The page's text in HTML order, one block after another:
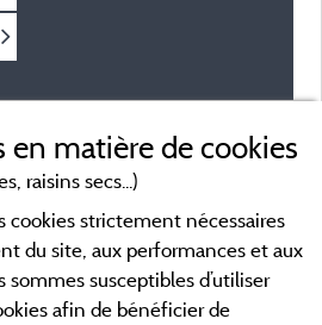
en matière de cookies
raisins secs...)
cookies strictement nécessaires
du site, aux performances et aux
sommes susceptibles d’utiliser
afin de bénéficier de